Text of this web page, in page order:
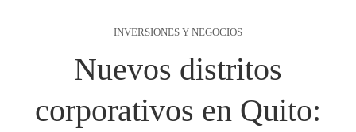
INVERSIONES Y NEGOCIOS
Nuevos distritos
corporativos en Quito: